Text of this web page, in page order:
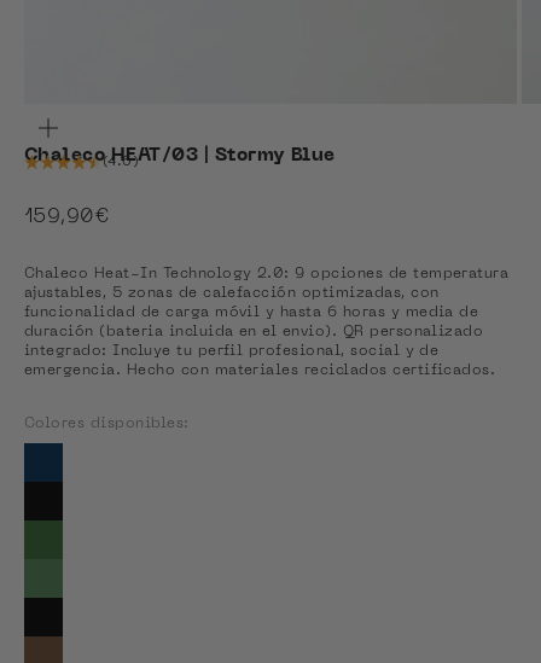
Chaleco HEAT/03 | Stormy Blue
(4.6)
Precio de oferta
159,90€
Chaleco Heat-In Technology 2.0: 9 opciones de temperatura
ajustables, 5 zonas de calefacción optimizadas, con
funcionalidad de carga móvil y hasta 6 horas y media de
duración (bateria incluida en el envio). QR personalizado
integrado: Incluye tu perfil profesional, social y de
emergencia. Hecho con materiales reciclados certificados.
Colores disponibles: